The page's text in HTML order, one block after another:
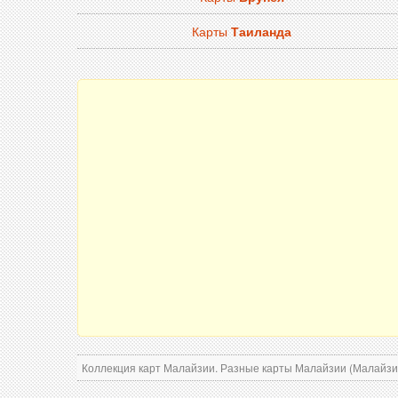
КартыТаиланда
Коллекция карт Малайзии. Разные карты Малайзии